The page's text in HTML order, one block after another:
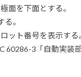
面を下面とする。
。
ット番号を表示する
60286-3「自動実装